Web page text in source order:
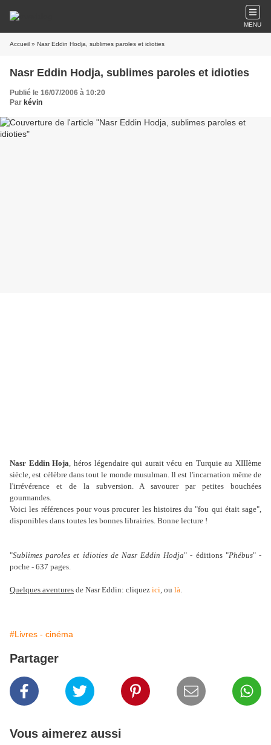
MENU
Accueil » Nasr Eddin Hodja, sublimes paroles et idioties
Nasr Eddin Hodja, sublimes paroles et idioties
Publié le 16/07/2006 à 10:20
Par kévin
Nasr Eddin Hoja, héros légendaire qui aurait vécu en Turquie au XIIIème
siècle, est célèbre dans tout le monde musulman. Il est l'incarnation même de
l'irrévérence et de la subversion. A savourer par petites bouchées
gourmandes.
Voici les références pour vous procurer les histoires du "fou qui était sage",
disponibles dans toutes les bonnes librairies. Bonne lecture !
"Sublimes paroles et idioties de Nasr Eddin Hodja" - éditions "Phébus" -
poche - 637 pages.
Quelques aventures de Nasr Eddin: cliquez ici, ou là.
#Livres - cinéma
Partager
Vous aimerez aussi